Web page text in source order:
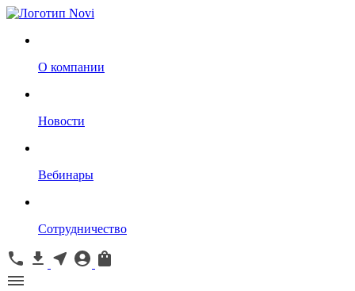
О компании
Новости
Вебинары
Сотрудничество